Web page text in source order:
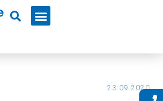
23.09.2020